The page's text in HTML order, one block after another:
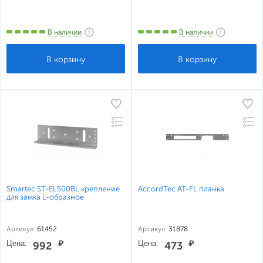
В наличии В наличии
Smartec ST-EL500BL крепление
для замка L-образное
Артикул: 61452
Цена: 992 ₽
AccordTec AT-FL планка
Артикул: 31878
Цена: 473 ₽